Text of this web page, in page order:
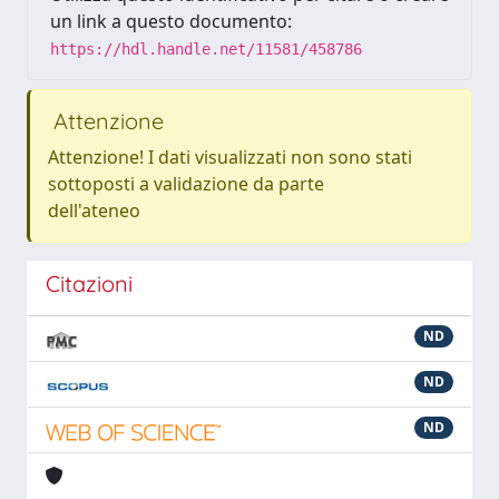
un link a questo documento:
https://hdl.handle.net/11581/458786
Attenzione
Attenzione! I dati visualizzati non sono stati
sottoposti a validazione da parte
dell'ateneo
Citazioni
ND
ND
ND